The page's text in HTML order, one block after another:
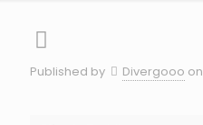
Published by Divergooo on